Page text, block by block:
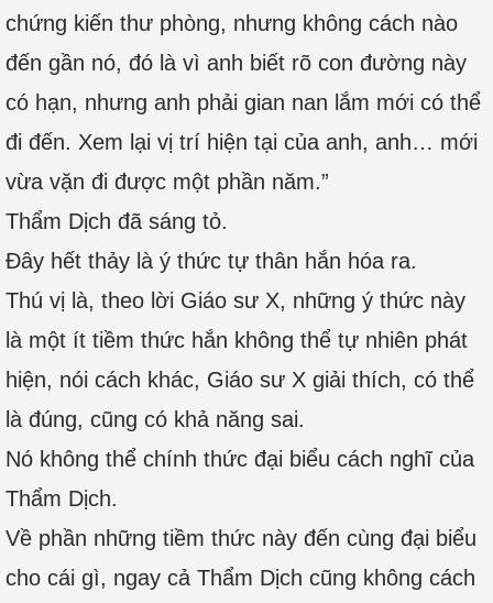
chứng kiến thư phòng, nhưng không cách nào
đến gần nó, đó là vì anh biết rõ con đường này
có hạn, nhưng anh phải gian nan lắm mới có thể
đi đến. Xem lại vị trí hiện tại của anh, anh… mới
vừa vặn đi được một phần năm.”
Thẩm Dịch đã sáng tỏ.
Đây hết thảy là ý thức tự thân hắn hóa ra.
Thú vị là, theo lời Giáo sư X, những ý thức này
là một ít tiềm thức hắn không thể tự nhiên phát
hiện, nói cách khác, Giáo sư X giải thích, có thể
là đúng, cũng có khả năng sai.
Nó không thể chính thức đại biểu cách nghĩ của
Thẩm Dịch.
Về phần những tiềm thức này đến cùng đại biểu
cho cái gì, ngay cả Thẩm Dịch cũng không cách